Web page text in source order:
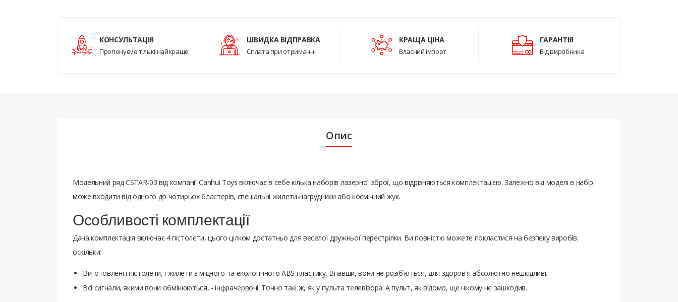
КОНСУЛЬТАЦІЯ
Пропонуємо тількі найкраще
ШВИДКА ВІДПРАВКА
Сплата при отриманні
КРАЩА ЦІНА
Власний імпорт
ГАРАНТІЯ
Від виробника
Опис
Модельний ряд CSTAR-03 від компанії Canhui Toys включає в себе кілька наборів лазерної зброї, що відрізняються комплектацією. Залежно від моделі в набір
може входити від одного до чотирьох бластерів, спеціальні жилети-нагрудники або космічний жук.
Особливості комплектації
Дана комплектація включає 4 пістолети, цього цілком достатньо для веселої дружньої перестрілки. Ви повністю можете покластися на безпеку виробів,
оскільки:
Виготовлені і пістолети, і жилети з міцного та екологічного ABS пластику. Впавши, вони не розіб'ються, для здоров'я абсолютно нешкідливі.
Всі сигнали, якими вони обмінюються, - інфрачервоні. Точно такі ж, як у пульта телевізора. А пульт, як відомо, ще нікому не зашкодив.